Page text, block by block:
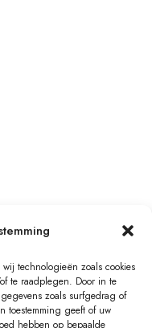
technologieën zoals cookies
te raadplegen. Door in te
zoals surfgedrag of
toestemming geeft of uw
hebben op bepaalde
op!